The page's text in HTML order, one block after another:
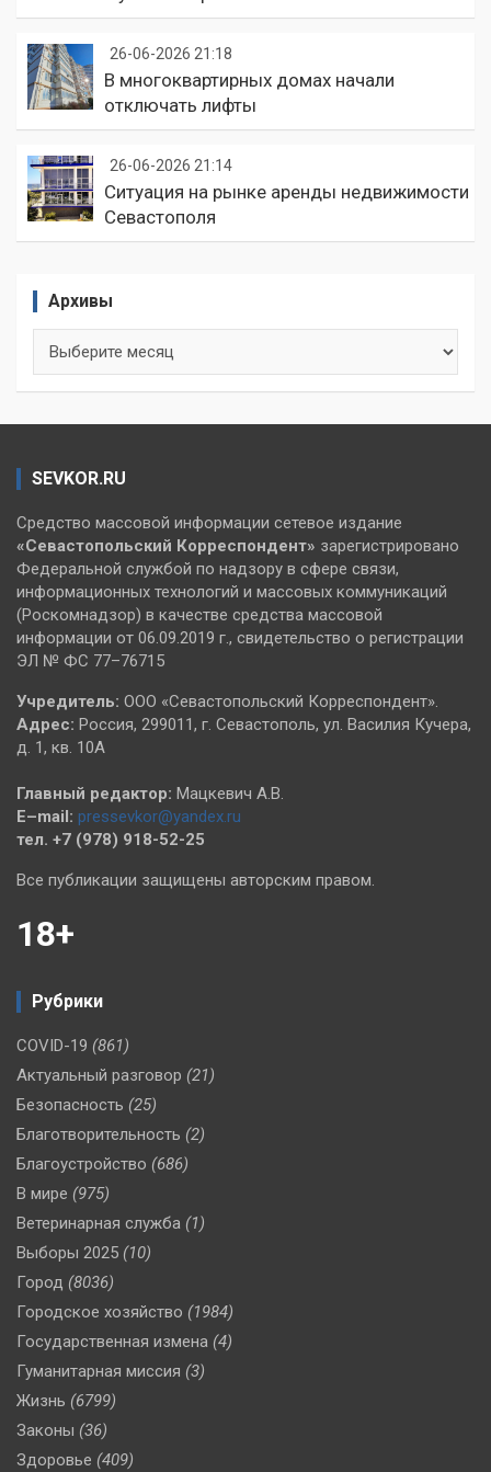
26-06-2026 21:18
В многоквартирных домах начали
отключать лифты
26-06-2026 21:14
Ситуация на рынке аренды недвижимости
Севастополя
Архивы
SEVKOR.RU
Средство массовой информации сетевое издание
«Севастопольский Корреспондент» зарегистрировано
Федеральной службой по надзору в сфере связи,
информационных технологий и массовых коммуникаций
(Роскомнадзор) в качестве средства массовой
информации от 06.09.2019 г., свидетельство о регистрации
ЭЛ № ФС 77–76715
Учредитель: ООО «Севастопольский Корреспондент».
Адрес: Россия, 299011, г. Севастополь, ул. Василия Кучера,
д. 1, кв. 10А
Главный редактор: Мацкевич А.В.
E–mail: pressevkor@yandex.ru
тел. +7 (978) 918-52-25
Все публикации защищены авторским правом.
18+
Рубрики
COVID-19 (861)
Актуальный разговор (21)
Безопасность (25)
Благотворительность (2)
Благоустройство (686)
В мире (975)
Ветеринарная служба (1)
Выборы 2025 (10)
Город (8036)
Городское хозяйство (1984)
Государственная измена (4)
Гуманитарная миссия (3)
Жизнь (6799)
Законы (36)
Здоровье (409)